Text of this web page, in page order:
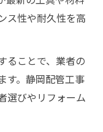
ス性や耐久性を高
ることで、業者の
す。静岡配管工事
選びやリフォーム